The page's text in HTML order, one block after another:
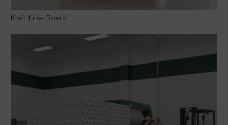
Kraft Liner Board